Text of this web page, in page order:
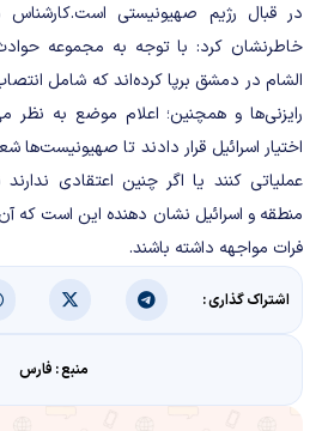
در قبال رژیم صهیونیستی است.کارشناس
خاطرنشان کرد: با توجه به مجموعه
الشام در دمشق برپا کرده‌اند که شامل
رایزنی‌ها و همچنین؛ اعلام موضع به نظر
اختیار اسرائیل قرار دادند تا صهیونیست‌ها
عملیاتی کنند یا اگر چنین اعتقادی
منطقه و اسرائیل نشان دهنده این است که
فرات مواجهه داشته باشند.
اشتراک گذاری :
منبع : فارس